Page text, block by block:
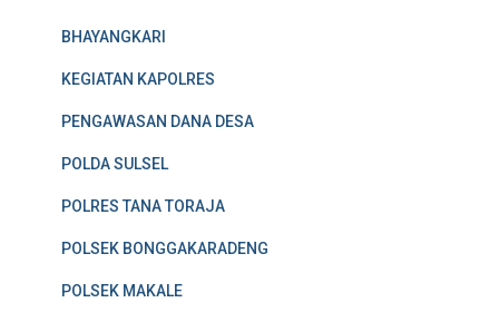
BHAYANGKARI
KEGIATAN KAPOLRES
PENGAWASAN DANA DESA
POLDA SULSEL
POLRES TANA TORAJA
POLSEK BONGGAKARADENG
POLSEK MAKALE